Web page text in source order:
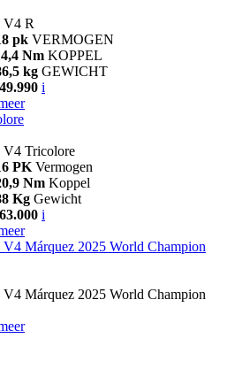
V4 R
pk VERMOGEN
Nm KOPPEL
kg GEWICHT
i
V4 Tricolore
PK Vermogen
Nm Koppel
Kg Gewicht
i
V4 Márquez 2025 World Champion
V4 Márquez 2025 World Champion